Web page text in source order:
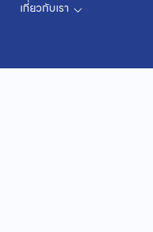
เกี่ยวกับเรา